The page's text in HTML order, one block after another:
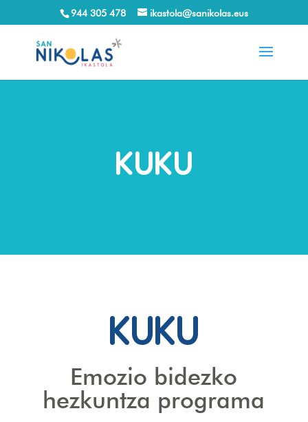
944 305 478 ikastola@sanikolas.eus
KUKU
KUKU
Emozio bidezko
hezkuntza programa